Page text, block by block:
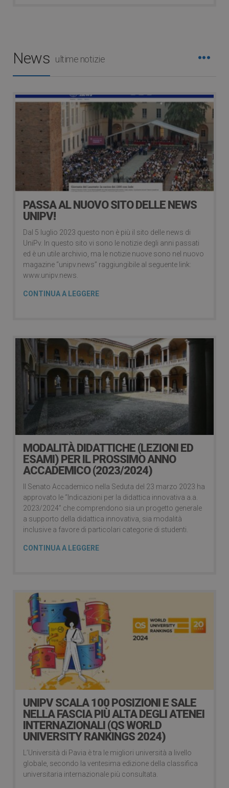
News ultime notizie
PASSA AL NUOVO SITO DELLE NEWS
UNIPV!
Dal 5 luglio 2023 questo non è più il sito delle news di
UniPv. In questo sito vi sono le notizie degli anni passati
ed è un utile archivio, ma le notizie nuove sono nel nuovo
magazine “unipv.news” raggiungibile al seguente link:
www.unipv.news.
CONTINUA A LEGGERE
MODALITÀ DIDATTICHE (LEZIONI ED
ESAMI) PER IL PROSSIMO ANNO
ACCADEMICO (2023/2024)
Il Senato Accademico nella Seduta del 23 marzo 2023 ha
approvato le “Indicazioni per la didattica innovativa a.a.
2023/2024” che comprendono sia un progetto generale
a supporto della didattica innovativa, sia modalità
inclusive a favore di particolari categorie di studenti.
CONTINUA A LEGGERE
UNIPV SCALA 100 POSIZIONI E SALE
NELLA FASCIA PIÙ ALTA DEGLI ATENEI
INTERNAZIONALI (QS WORLD
UNIVERSITY RANKINGS 2024)
L’Università di Pavia è tra le migliori università a livello
globale, secondo la ventesima edizione della classifica
universitaria internazionale più consultata.